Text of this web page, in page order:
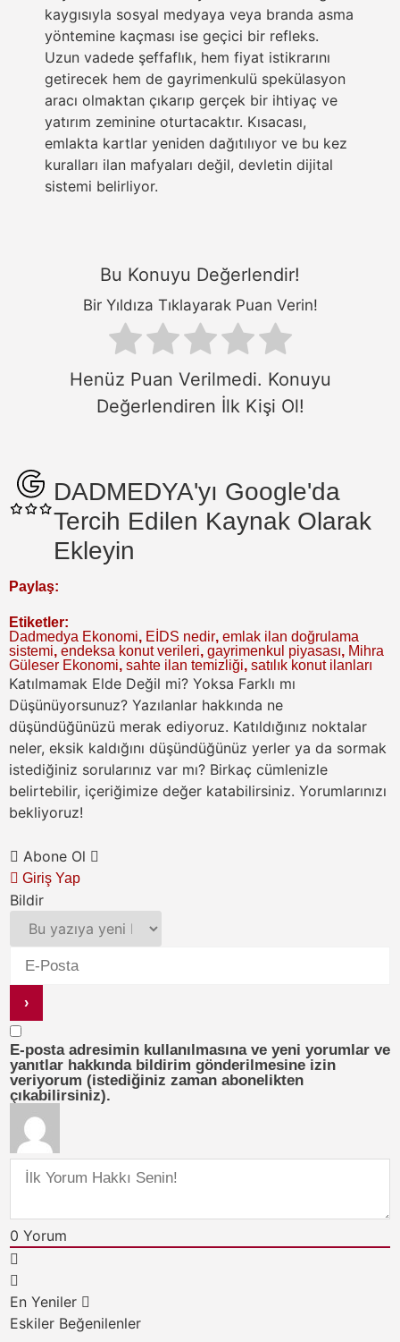
kaygısıyla sosyal medyaya veya branda asma
yöntemine kaçması ise geçici bir refleks.
Uzun vadede şeffaflık, hem fiyat istikrarını
getirecek hem de gayrimenkulü spekülasyon
aracı olmaktan çıkarıp gerçek bir ihtiyaç ve
yatırım zeminine oturtacaktır. Kısacası,
emlakta kartlar yeniden dağıtılıyor ve bu kez
kuralları ilan mafyaları değil, devletin dijital
sistemi belirliyor.
Bu Konuyu Değerlendir!
Bir Yıldıza Tıklayarak Puan Verin!
Henüz Puan Verilmedi. Konuyu
Değerlendiren İlk Kişi Ol!
DADMEDYA'yı Google'da
Tercih Edilen Kaynak Olarak
Ekleyin
Paylaş:
Etiketler:
Dadmedya Ekonomi, EİDS nedir, emlak ilan doğrulama
sistemi, endeksa konut verileri, gayrimenkul piyasası, Mihra
Güleser Ekonomi, sahte ilan temizliği, satılık konut ilanları
Katılmamak Elde Değil mi? Yoksa Farklı mı
Düşünüyorsunuz? Yazılanlar hakkında ne
düşündüğünüzü merak ediyoruz. Katıldığınız noktalar
neler, eksik kaldığını düşündüğünüz yerler ya da sormak
istediğiniz sorularınız var mı? Birkaç cümlenizle
belirtebilir, içeriğimize değer katabilirsiniz. Yorumlarınızı
bekliyoruz!
Abone Ol
Giriş Yap
Bildir
E-posta adresimin kullanılmasına ve yeni yorumlar ve
yanıtlar hakkında bildirim gönderilmesine izin
veriyorum (istediğiniz zaman abonelikten
çıkabilirsiniz).
0 Yorum
En Yeniler
Eskiler Beğenilenler